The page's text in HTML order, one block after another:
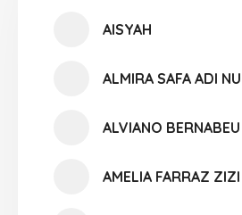
AISYAH
ALMIRA SAFA ADI
ALVIANO
AMELIA FARRAZ ZIZI